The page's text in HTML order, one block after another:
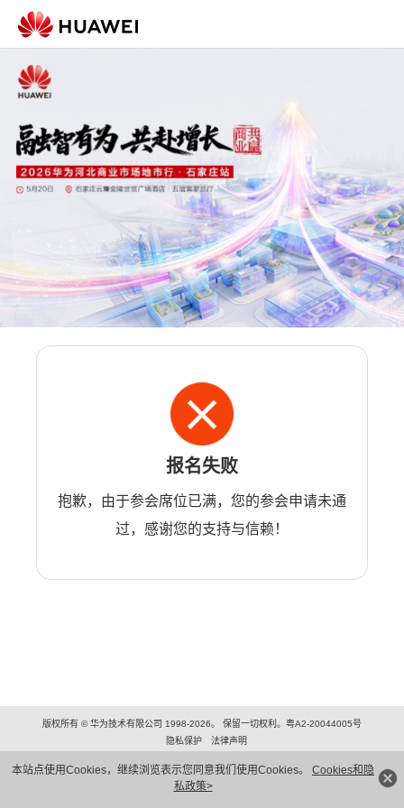
本站点使用Cookies，继续浏览表示您同意我们使用Cookies。 Cookies和隐
私政策>
报名失败
抱歉，由于参会席位已满，您的参会申请未通
过，感谢您的支持与信赖！
版权所有 © 华为技术有限公司 1998-2026。 保留一切权利。粤A2-20044005号
隐私保护
法律声明